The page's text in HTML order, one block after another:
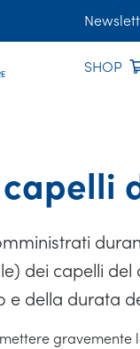
SHOP
dei capelli
e della durata